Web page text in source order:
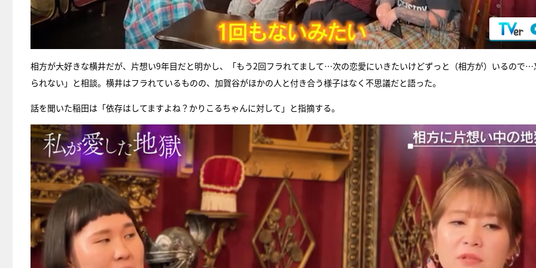
相方が大好きな横井だが、片想い9年目だと明かし、「もう2回フラれてまして…次の恋愛にいきたいけどずっと（相方が）いるので…
られない」と相談。横井はフラれているものの、加賀谷がほかの人と付き合う様子はなく不思議だと語った。
話を聞いた稲田は「依存はしてますよね？かりこるちゃんに対して」と指摘する。